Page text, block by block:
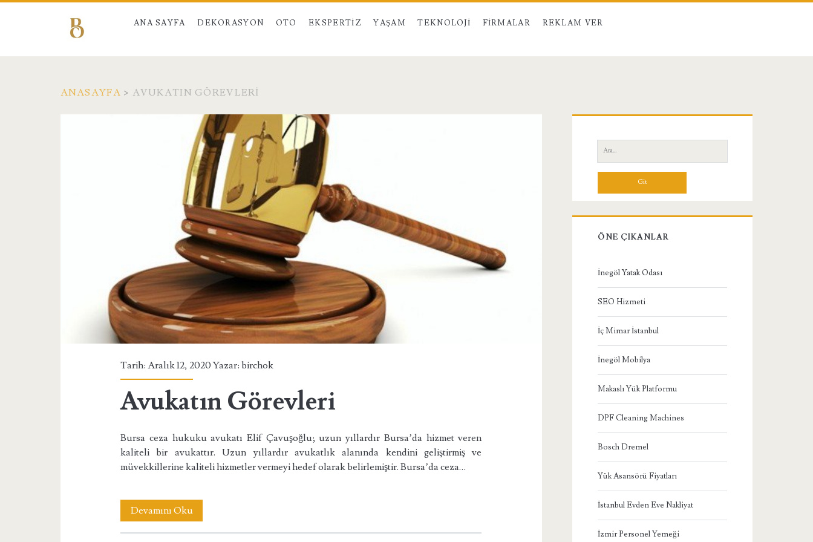
ANA SAYFA DEKORASYON OTO EKSPERTIZ YAŞAM TEKNOLOJI FIRMALAR REKLAM VER
ANASAYFA > AVUKATIN GÖREVLERI
<span>Avukatın
Görevleri</span>
Tarih: Aralık 12, 2020 Yazar:birchok
Avukatın Görevleri
Bursa ceza hukuku avukatı Elif Çavuşoğlu; uzun yıllardır Bursa’da hizmet veren
kaliteli bir avukattır. Uzun yıllardır avukatlık alanında kendini geliştirmiş ve
müvekkillerine kaliteli hizmetler vermeyi hedef olarak belirlemiştir. Bursa’da ceza…
Devamını OkuAvukatın
Görevleri
Yan
Menü
Ara:
ÖNE ÇIKANLAR
İnegöl Yatak Odası
SEO Hizmeti
İç Mimar İstanbul
İnegöl Mobilya
Makaslı Yük Platformu
DPF Cleaning Machines
Bosch Dremel
Yük Asansörü Fiyatları
İstanbul Evden Eve Nakliyat
İzmir Personel Yemeği